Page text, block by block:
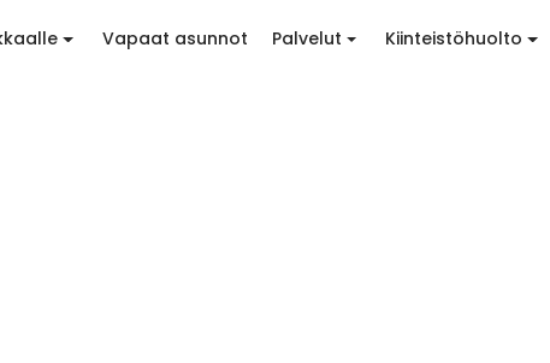
Vapaat asunnot Palvelut Kiinteistöhuolto